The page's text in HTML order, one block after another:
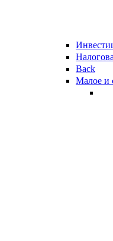
Back
Малое и